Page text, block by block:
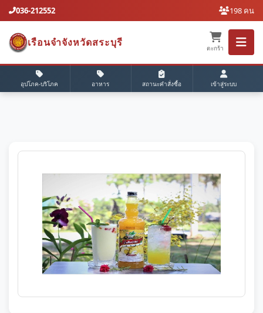
036-212552 198 คน
เรือนจำจังหวัดสระบุรี
ตะกร้า
อุปโภค-บริโภค อาหาร สถานะคำสั่งซื้อ เข้าสู่ระบบ